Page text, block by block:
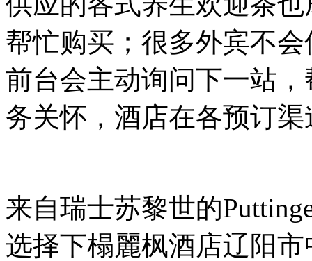
帮忙购买；很多外宾不
前台会主动询问下一站
务关怀，酒店在各预订
来自瑞士苏黎世的
选择下榻麗枫酒店辽阳市